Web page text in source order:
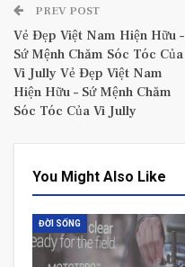
PREV POST
Vẻ Đẹp Việt Nam Hiện Hữu –
Sứ Mệnh Chăm Sóc Tóc Của
Vi Jully Vẻ Đẹp Việt Nam
Hiện Hữu – Sứ Mệnh Chăm
Sóc Tóc Của Vi Jully
You Might Also Like
ĐỜI SỐNG